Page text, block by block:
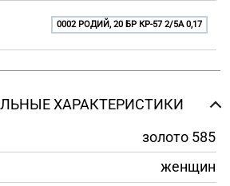
0002 РОДИЙ, 20 БР КР-57 2/5A 0,17
ХАРАКТЕРИСТИКИ
золото 585
женщин